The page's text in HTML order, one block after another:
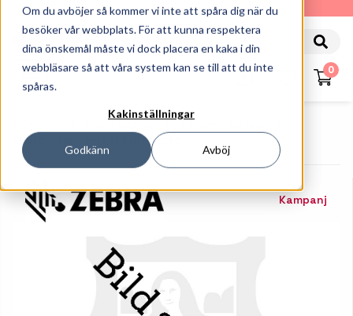
Om du avböjer så kommer vi inte att spåra dig när du
besöker vår webbplats. För att kunna respektera
dina önskemål måste vi dock placera en kaka i din
webbläsare så att våra system kan se till att du inte
spåras.
Kakinställningar
Godkänn Avböj
010-162 61 90
0
Handdatorer
Tillbehör Tablets
Zebra - Axelrem För Surfplatta
Kampanj